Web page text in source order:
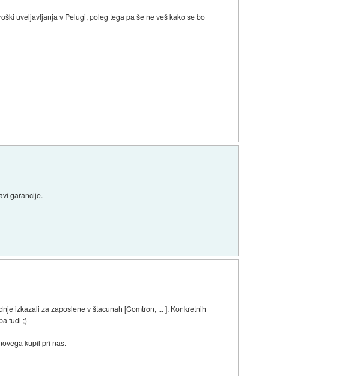
uveljavljanja v Pelugi, poleg tega pa še ne veš kako se bo
garancije.
izkazali za zaposlene v štacunah [Comtron, ... ]. Konkretnih
tudi ;)
kupil pri nas.